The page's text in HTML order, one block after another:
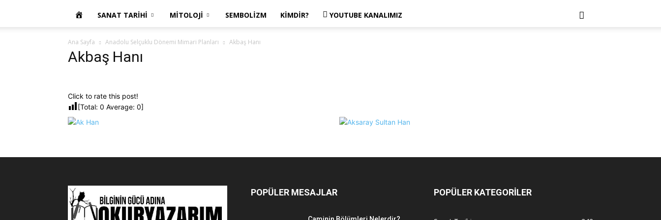
OKUR
YAZARIM
SANAT TARIHI MITOLOJI SEMBOLIZM KIMDIR? YOUTUBE KANALIMIZ
Ana Sayfa Anadolu Selçuklu Dönemi Mimari Planları Akbaş Hanı
Akbaş Hanı
Click to rate this post!
[Total: 0 Average: 0]
POPÜLER MESAJLAR POPÜLER KATEGORİLER